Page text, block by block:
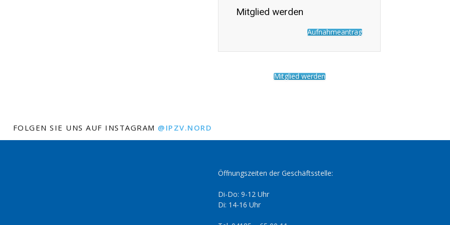
Mitglied werden
Aufnahmeantrag
Mitglied werden
FOLGEN SIE UNS AUF INSTAGRAM @IPZV.NORD
Öffnungszeiten der Geschäftsstelle:
Di-Do: 9-12 Uhr
Di: 14-16 Uhr